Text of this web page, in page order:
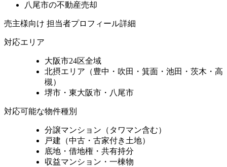
八尾市の不動産売却
売主様向け 担当者プロフィール詳細
対応エリア
大阪市24区全域
北摂エリア（豊中・吹田・箕面・池田・茨木・高
槻）
堺市・東大阪市・八尾市
対応可能な物件種別
分譲マンション（タワマン含む）
戸建（中古・古家付き土地）
底地・借地権・共有持分
収益マンション・一棟物